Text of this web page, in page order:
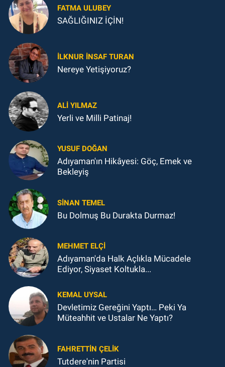
FATMA ULUBEY
SAĞLIĞINIZ İÇİN!
İLKNUR İNSAF TURAN
Nereye Yetişiyoruz?
ALI YILMAZ
Yerli ve Milli Patinaj!
YUSUF DOĞAN
Adıyaman'ın Hikâyesi: Göç, Emek ve
Bekleyiş
SINAN TEMEL
Bu Dolmuş Bu Durakta Durmaz!
MEHMET ELÇI
Adıyaman'da Halk Açlıkla Mücadele
Ediyor, Siyaset Koltukla...
KEMAL UYSAL
Devletimiz Gereğini Yaptı… Peki Ya
Müteahhit ve Ustalar Ne Yaptı?
FAHRETTIN ÇELİK
Tutdere'nin Partisi